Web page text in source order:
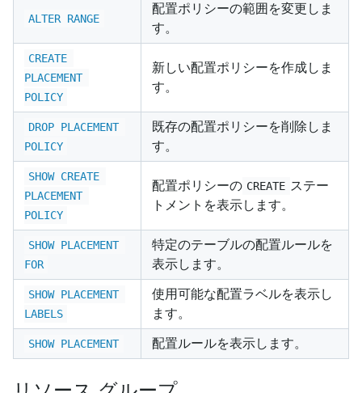
ALTER RANGE
配置ポリシーの範囲を変更しま
す。
CREATE
PLACEMENT
POLICY
新しい配置ポリシーを作成しま
す。
DROP PLACEMENT
POLICY
既存の配置ポリシーを削除しま
す。
SHOW CREATE
PLACEMENT
POLICY
配置ポリシーの CREATE ステー
トメントを表示します。
SHOW PLACEMENT
FOR
特定のテーブルの配置ルールを
表示します。
SHOW PLACEMENT
LABELS
使用可能な配置ラベルを表示し
ます。
SHOW PLACEMENT 配置ルールを表示します。